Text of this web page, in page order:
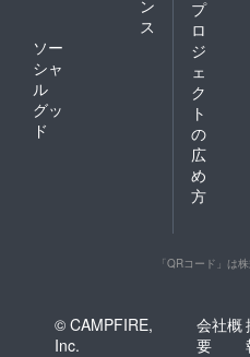
ン
ス
ソー
シャ
ル
グッ
ド
プ
ロ
ジ
ェ
ク
ト
の
広
め
方
「QRコード」は
© CAMPFIRE,
Inc.
会社概
要